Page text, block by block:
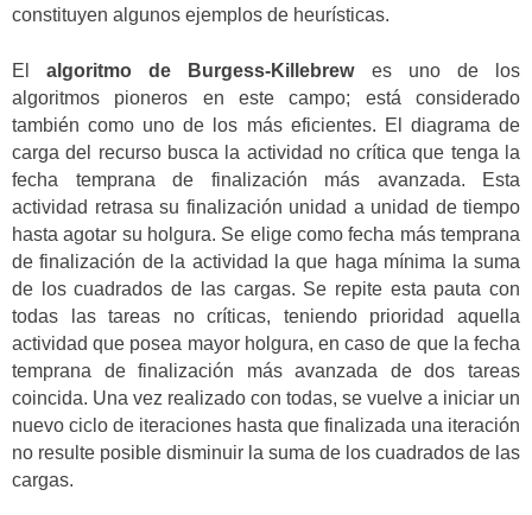
constituyen algunos ejemplos de heurísticas.
Elalgoritmo de Burgess-Killebrewes uno de los
algoritmos pioneros en este campo; está considerado
también como uno de los más eficientes. El diagrama de
carga del recurso busca la actividad no crítica que tenga la
fecha temprana de finalización más avanzada. Esta
actividad retrasa su finalización unidad a unidad de tiempo
hasta agotar su holgura. Se elige como fecha más temprana
de finalización de la actividad la que haga mínima la suma
de los cuadrados de las cargas. Se repite esta pauta con
todas las tareas no críticas, teniendo prioridad aquella
actividad que posea mayor holgura, en caso de que la fecha
temprana de finalización más avanzada de dos tareas
coincida. Una vez realizado con todas, se vuelve a iniciar un
nuevo ciclo de iteraciones hasta que finalizada una iteración
no resulte posible disminuir la suma de los cuadrados de las
cargas.